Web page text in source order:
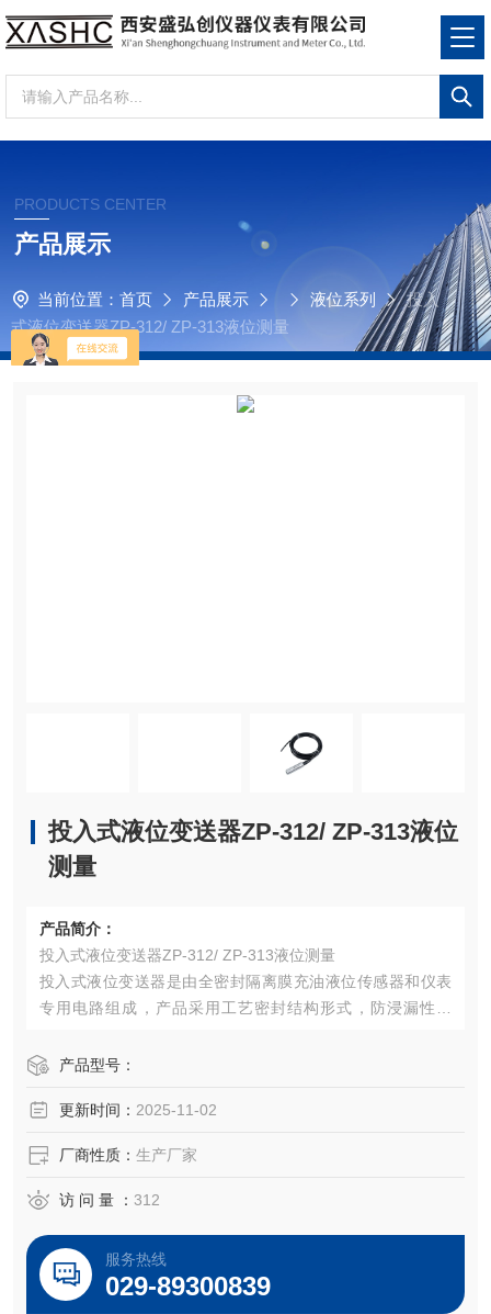
PRODUCTS CENTER
产品展示
当前位置： 首页 产品展示 液位系列
投入
式液位变送器ZP-312/ ZP-313液位测量
投入式液位变送器ZP-312/ ZP-313液位
测量
产品简介：
投入式液位变送器ZP-312/ ZP-313液位测量
投入式液位变送器是由全密封隔离膜充油液位传感器和仪表
专用电路组成，产品采用工艺密封结构形式，防浸漏性能
好、寿命长、安装方便等优点。
产品型号：
更新时间： 2025-11-02
厂商性质： 生产厂家
访 问 量 ： 312
服务热线
029-89300839